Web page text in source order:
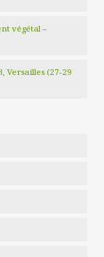
végétal –
Versailles (27-29